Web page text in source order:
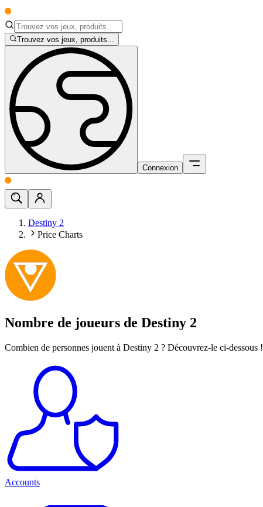
Trouvez vos jeux, produits...
Connexion
Destiny 2
Price Charts
Nombre de joueurs de Destiny 2
Combien de personnes jouent à Destiny 2 ? Découvrez-le ci-dessous !
Accounts